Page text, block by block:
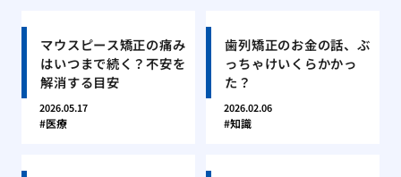
マウスピース矯正の痛み
はいつまで続く？不安を
解消する目安
2026.05.17
医療
歯列矯正のお金の話、ぶ
っちゃけいくらかかっ
た？
2026.02.06
知識